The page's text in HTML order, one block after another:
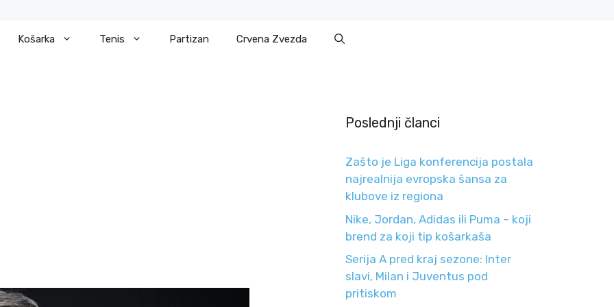
Košarka Tenis Partizan Crvena Zvezda
Poslednji članci
Zašto je Liga konferencija postala
najrealnija evropska šansa za
klubove iz regiona
Nike, Jordan, Adidas ili Puma – koji
brend za koji tip košarkaša
Serija A pred kraj sezone: Inter
slavi, Milan i Juventus pod
pritiskom